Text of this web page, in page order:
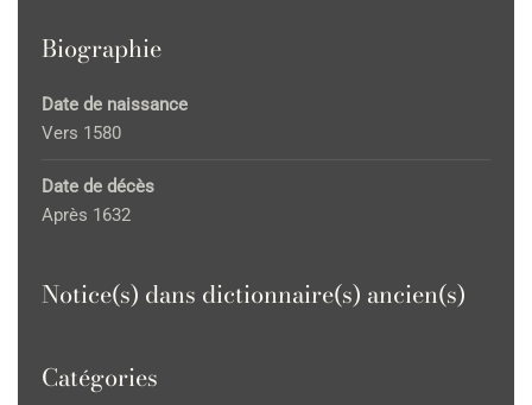
Biographie
Date de naissance
Vers 1580
Date de décès
Après 1632
Notice(s) dans dictionnaire(s) ancien(s)
Catégories